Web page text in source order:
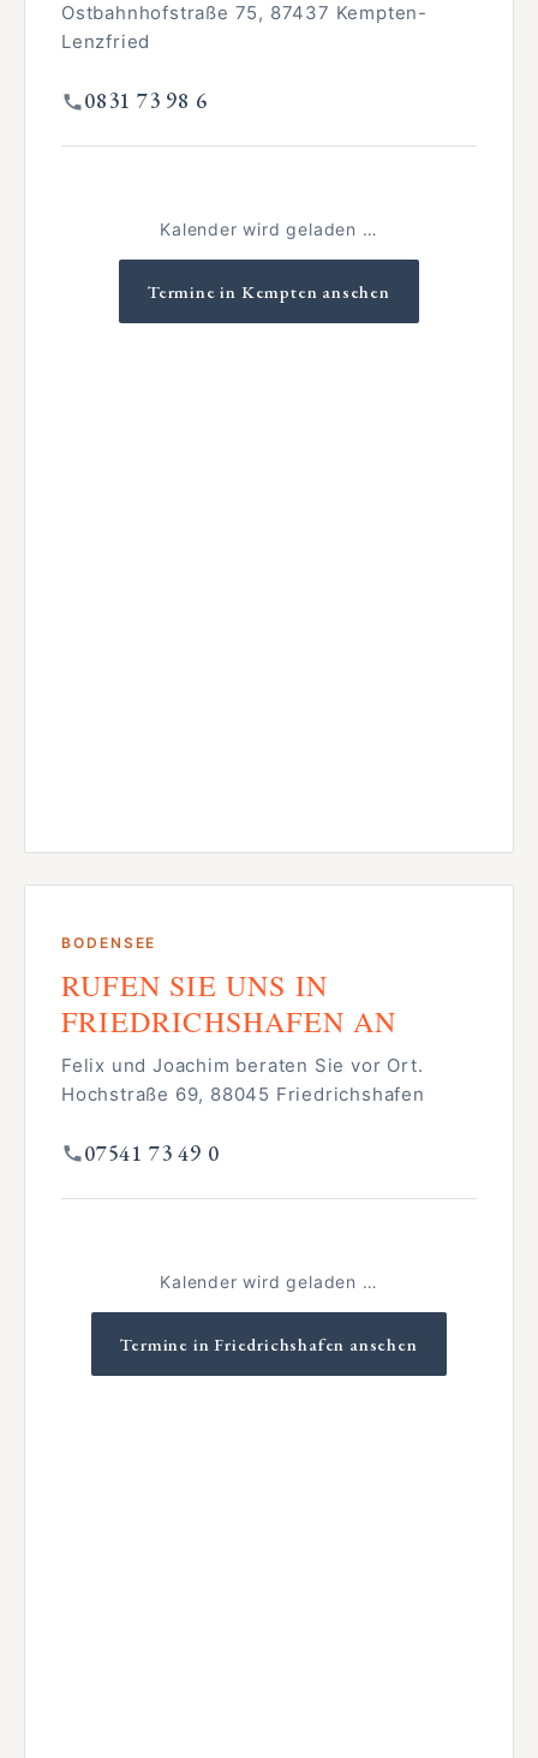
Ostbahnhofstraße 75, 87437 Kempten-
Lenzfried
0831 73 98 6
Kalender wird geladen …
Termine in Kempten ansehen
BODENSEE
RUFEN SIE UNS IN
FRIEDRICHSHAFEN AN
Felix und Joachim beraten Sie vor Ort.
Hochstraße 69, 88045 Friedrichshafen
07541 73 49 0
Kalender wird geladen …
Termine in Friedrichshafen ansehen